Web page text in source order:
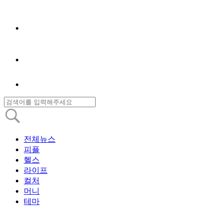
전체뉴스
피플
헬스
라이프
컬처
머니
테마